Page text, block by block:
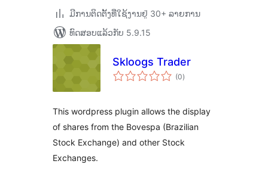
ມີການຕິດຕັ້ງທີ່ໃຊ້ງານຢູ່ 30+ ລາຍການ
ທົດສອບແລ້ວກັບ 5.9.15
Skloogs Trader
(0ຄະແນນ
ທັງໝົດ
)
This wordpress plugin allows the display
of shares from the Bovespa (Brazilian
Stock Exchange) and other Stock
Exchanges.